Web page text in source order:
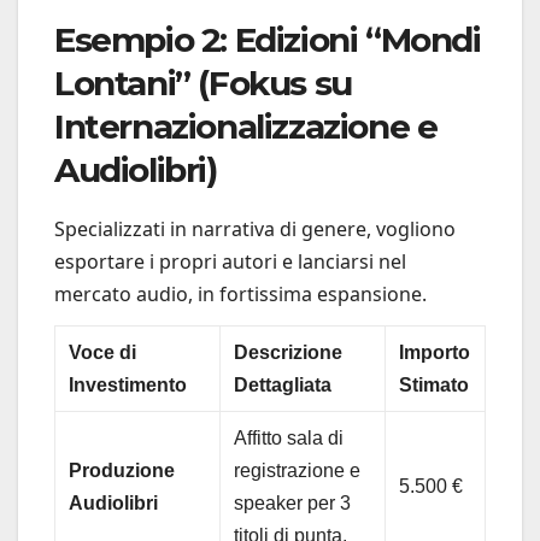
Esempio 2: Edizioni “Mondi
Lontani” (Fokus su
Internazionalizzazione e
Audiolibri)
Specializzati in narrativa di genere, vogliono
esportare i propri autori e lanciarsi nel
mercato audio, in fortissima espansione.
Voce di
Investimento
Descrizione
Dettagliata
Importo
Stimato
Produzione
Audiolibri
Affitto sala di
registrazione e
speaker per 3
titoli di punta.
5.500 €